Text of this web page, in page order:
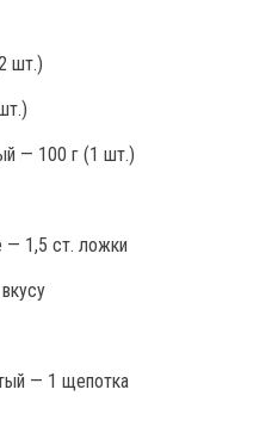
шт.)
— 100 г (1 шт.)
— 1,5 ст. ложки
— 1 щепотка